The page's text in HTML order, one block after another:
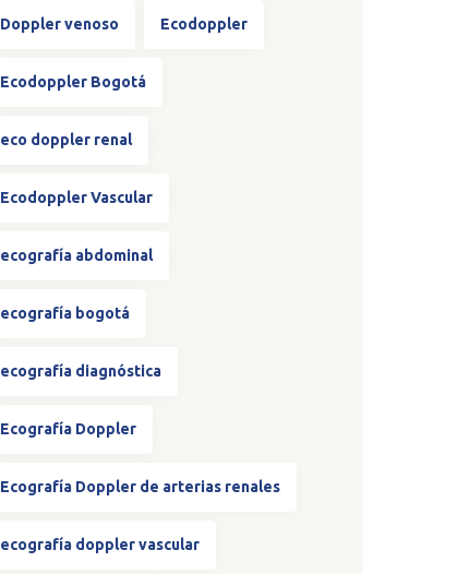
Doppler venoso Ecodoppler
Ecodoppler Bogotá
eco doppler renal
Ecodoppler Vascular
ecografía abdominal
ecografía bogotá
ecografía diagnóstica
Ecografía Doppler
Ecografía Doppler de arterias renales
ecografía doppler vascular